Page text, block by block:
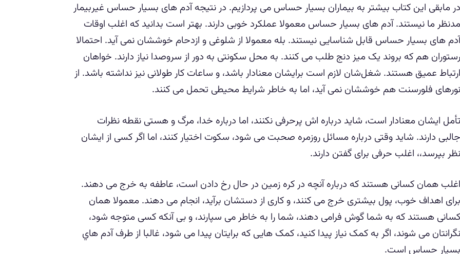
در مابقی این کتاب بیشتر به بیماران بسیار حساس می پردازیم. در نتیجه آدم های بسیار حساس غیربیمار
مدنظر ما نیستند. آدم های بسیار حساس معمولا عملکرد خوبی دارند. بهتر است بدانید که اغلب اوقات
آدم های بسیار حساس قابل شناسایی نیستند. بله معمولا از شلوغی و ازدحام خوششان نمی آید. احتمالا
رستوران هم که بروند یک میز دنج طلب می کنند. به محل سکونتی به دور از سروصدا نیاز دارند. خواهان
ارتباط عمیق هستند. شغل‌شان لازم است برایشان معنادار باشد، و ساعات کار طولانی نیز نداشته باشد. از
نورهای فلورسنت هم خوششان نمی آید، اما به خاطر شرایط محیطی تحمل می کنند.
تأمل ایشان معنادار است، شاید درباره اش پرحرفی نکنند، اما درباره خدا، مرگ و هستی نقطه نظرات
جالبی دارند. شاید وقتی درباره مسائل روزمره صحبت می شود، سکوت اختیار کنند، اما اگر کسی از ایشان
نظر بپرسد،، اغلب حرفی برای گفتن دارند.
اغلب همان کسانی هستند که درباره آنچه در کره زمین در حال رخ دادن است، عاطفه به خرج می دهند.
برای اهداف خوب، پول بیشتری خرج می کنند، و کاری از دستشان برآید، انجام می دهند. معمولا همان
کسانی هستند که به شما گوش فرامی دهند، شما را به خاطر می سپارند، و بی آنکه کسی متوجه شود،
نگرانتان می شوند، اگر به کمک نیاز پیدا کنید، کمک هایی که برایتان پیدا می شود، غالبا از طرف آدم هاي
بسیار حساس است.